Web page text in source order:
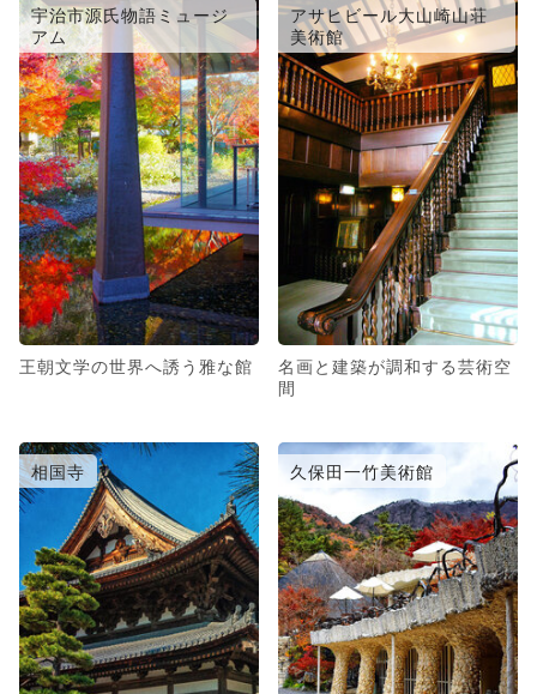
宇治市源氏物語ミュージ
アム
王朝文学の世界へ誘う雅な館
アサヒビール大山崎山荘
美術館
名画と建築が調和する芸術空
間
相国寺 久保田一竹美術館